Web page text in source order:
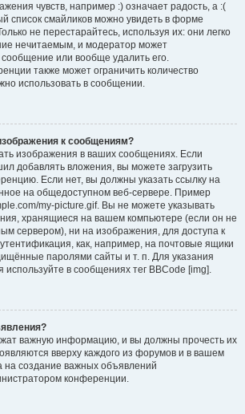
чувств, например :) означает радость, а :(
список смайликов можно увидеть в форме
не перестарайтесь, используя их: они легко
нечитаемым, и модератор может
или вообще удалить его.
также может ограничить количество
использовать в сообщении.
к сообщениям?
изображения в ваших сообщениях. Если
добавлять вложения, вы можете загрузить
Если нет, вы должны указать ссылку на
на общедоступном веб-сервере. Пример
my-picture.gif. Вы не можете указывать
хранящиеся на вашем компьютере (если он не
сервером), ни на изображения, для доступа к
как, например, на почтовые ящики
паролями сайты и т. п. Для указания
используйте в сообщениях тег BBCode [img].
важную информацию, и вы должны прочесть их
вверху каждого из форумов и в вашем
на создание важных объявлений
конференции.